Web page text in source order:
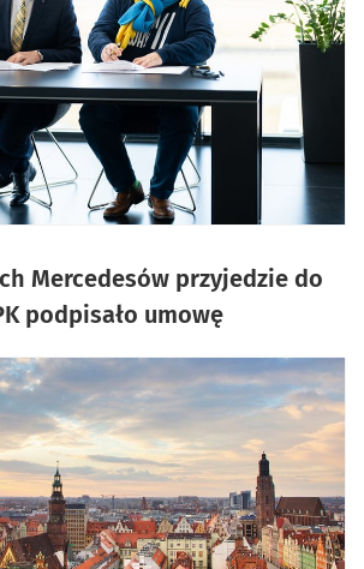
Mercedesów przyjedzie do
podpisało umowę